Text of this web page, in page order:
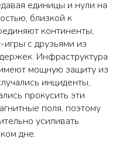
единицы и нули на
близкой к
континенты,
игры с друзьями из
Инфраструктура
мощную защиту из
инциденты,
прокусить эти
поля, поэтому
усиливать
дне.